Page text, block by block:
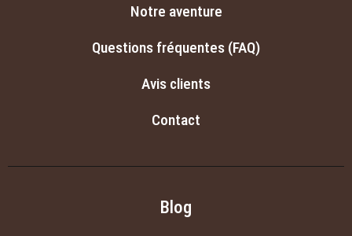
Notre aventure
Questions fréquentes (FAQ)
Avis clients
Contact
Blog